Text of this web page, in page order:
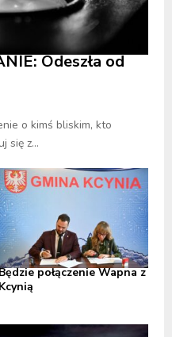
Odeszła od
o kimś bliskim, kto
się z...
połączenie Wapna z
Kcynią